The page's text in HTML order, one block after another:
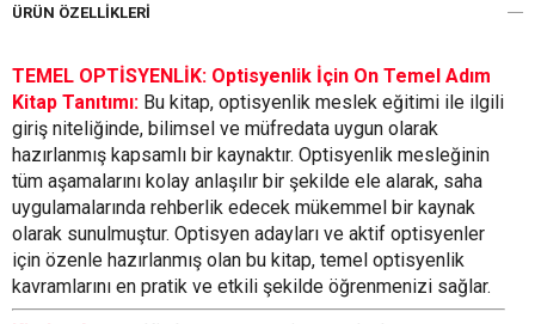
ÜRÜN ÖZELLIKLERI
TEMEL OPTİSYENLİK: Optisyenlik İçin On Temel Adım
Kitap Tanıtımı: Bu kitap, optisyenlik meslek eğitimi ile ilgili
giriş niteliğinde, bilimsel ve müfredata uygun olarak
hazırlanmış kapsamlı bir kaynaktır. Optisyenlik mesleğinin
tüm aşamalarını kolay anlaşılır bir şekilde ele alarak, saha
uygulamalarında rehberlik edecek mükemmel bir kaynak
olarak sunulmuştur. Optisyen adayları ve aktif optisyenler
için özenle hazırlanmış olan bu kitap, temel optisyenlik
kavramlarını en pratik ve etkili şekilde öğrenmenizi sağlar.